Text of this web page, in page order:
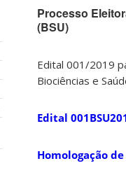
Processo
(BSU)
Edital 001/2019
Biociências e
Edital
Homologação de